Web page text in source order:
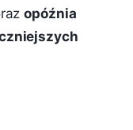
opóźnia